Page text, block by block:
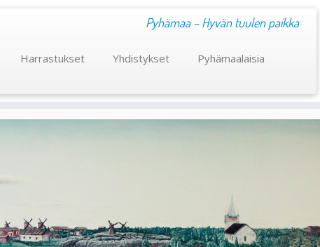
Pyhämaa – Hyvän tuulen paikka
Harrastukset Yhdistykset
Pyhämaalaisia